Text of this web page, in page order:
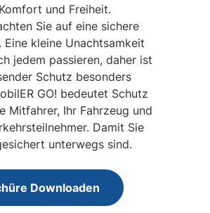
und Freiheit.
Sie auf eine sichere
Eine kleine Unachtsamkeit
jedem passieren, daher ist
Schutz besonders
GO! bedeutet Schutz
Mitfahrer, Ihr Fahrzeug und
Damit Sie
unterwegs sind.
Downloaden